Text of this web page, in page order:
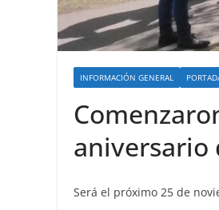
INFORMACIÓN GENERAL
aniversario
Será el próximo 25 de